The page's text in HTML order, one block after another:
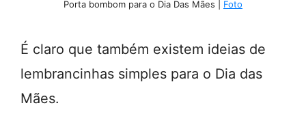
Porta bombom para o Dia Das Mães | Foto
É claro que também existem ideias de
lembrancinhas simples para o Dia das
Mães.